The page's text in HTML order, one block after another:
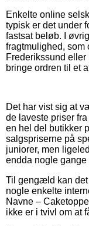
Enkelte online
typisk er det under
fastsat beløb. I
fragtmulighed, som
Frederikssund
bringe ordren til et
Det har vist sig at
de laveste priser
en hel del butikker
salgspriserne på
juniorer, men
endda nogle gange
Til gengæld kan
nogle enkelte
Navne –
ikke er i tvivl om at